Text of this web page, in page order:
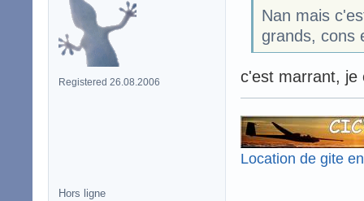
Registered 26.08.2006
Nan mais
grands, cons
c'est marrant, je
Location de gite
Hors ligne